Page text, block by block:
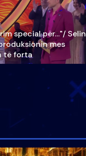
special për…"/ Selin
mes
të forta